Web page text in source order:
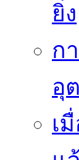
ยิ่ง
ก
อุ
เ